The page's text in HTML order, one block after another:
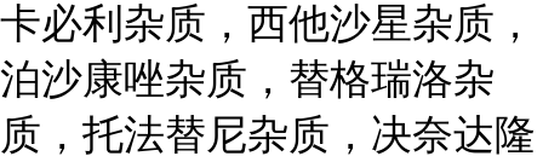
卡必利杂质，西他沙星杂质，
泊沙康唑杂质，替格瑞洛杂
质，托法替尼杂质，决奈达隆